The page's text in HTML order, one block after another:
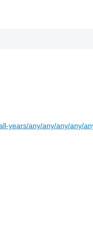
years/any/any/any/any/